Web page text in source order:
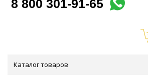
8 800 301-91-65
Каталог товаров